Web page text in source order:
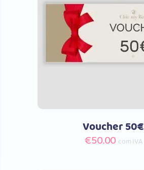
Comprar
Voucher 50€
€50.00 com IVA